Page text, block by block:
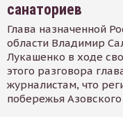
санаториев
Глава назначенной
области Владимир
Лукашенко в ходе
этого разговора
журналистам, что
побережья